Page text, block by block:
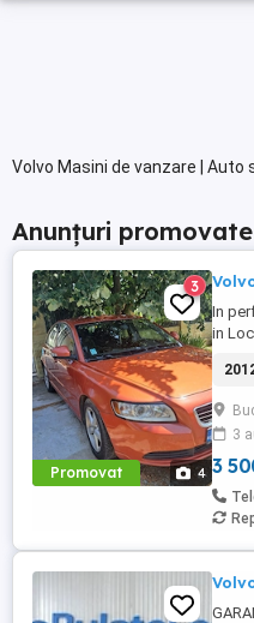
Volvo Masini de vanzare | Auto
Anunțuri promovate
Promovat 4
3
In
in
3
3